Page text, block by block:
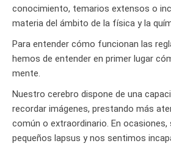
conocimiento, temarios extensos o
materia del ámbito de la física y la
Para entender cómo funcionan las
hemos de entender en primer lugar
mente.
Nuestro cerebro dispone de una
recordar imágenes, prestando más
común o extraordinario. En
pequeños lapsus y nos sentimos